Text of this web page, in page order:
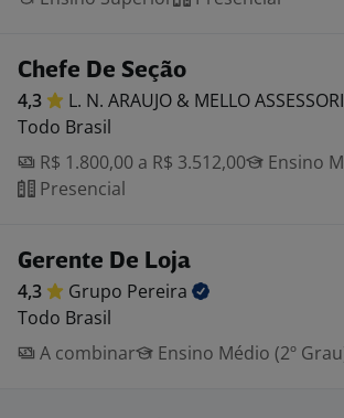
Chefe De Seção
4,3 L. N. ARAUJO & MELLO
Todo Brasil
R$ 1.800,00 a R$ 3.512,00
Ensino
Presencial
Gerente De Loja
4,3 Grupo Pereira
Todo Brasil
A combinar
Ensino Médio (2º